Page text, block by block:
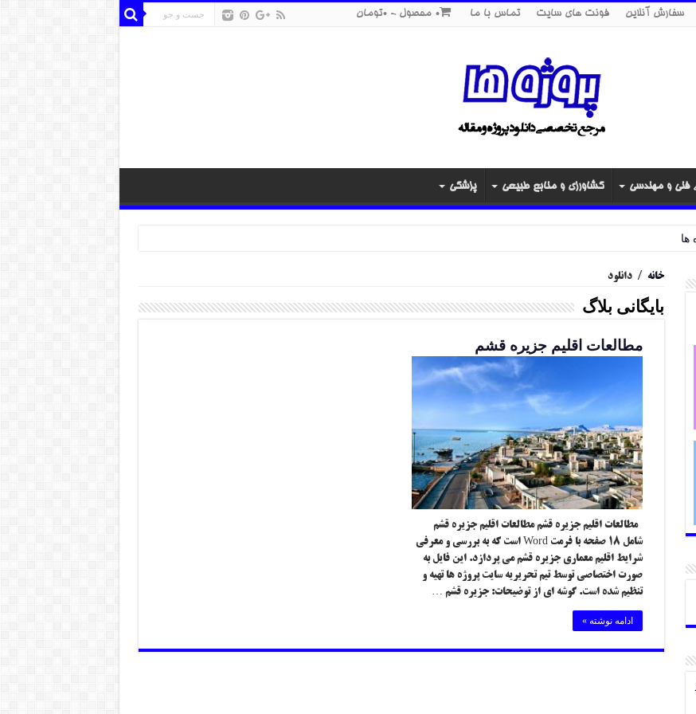
سفارش آنلاین فونت های سایت تماس با ما 0 محصول 0تومان
فنی و مهندسی کشاورزی و منابع طبیعی پزشکی
خانه / دانلود
بایگانی بلاگ
مطالعات اقلیم جزیره قشم
مطالعات اقلیم جزیره قشم مطالعات اقلیم جزیره قشم
شامل ۱۸ صفحه با فرمت Word است که به بررسی و معرفی
شرایط اقلیم معماری جزیره قشم می پردازد. این فایل به
صورت اختصاصی توسط تیم تحریریه سایت پروژه ها تهیه و
تنظیم شده است. گوشه ای از توضیحات: جزیره قشم …
ادامه نوشته »